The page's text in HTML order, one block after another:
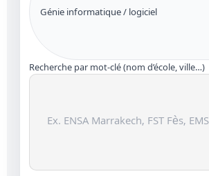
Recherche par mot-clé (nom d’école, ville…)